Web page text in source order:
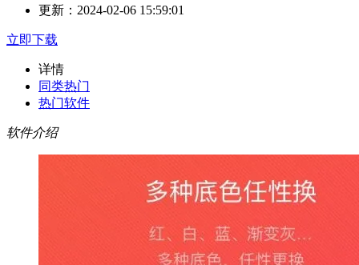
更新：2024-02-06 15:59:01
立即下载
详情
同类热门
热门软件
软件介绍